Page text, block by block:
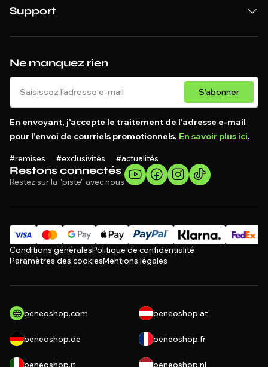
Restons connectés
Restez sur la "piste" avec nous
Ne manquez rien
S'abonner
En envoyant, j'accepte le traitement de l'adresse e-mail
pour l'envoi de courriels promotionnels. En savoir plus ici.
#remises #exclusivités #actualités
Support
Conditions généralesPolitique de confidentialité
Paramètres des cookiesMentions légales
beneoshop.com beneoshop.at
beneoshop.de beneoshop.fr
beneoshop.it beneoshop.nl